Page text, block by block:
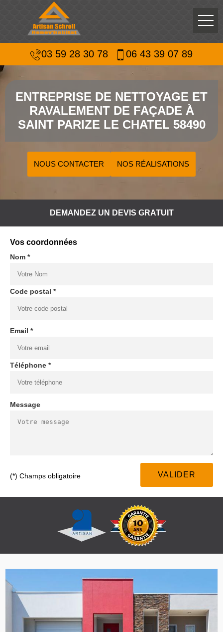
03 59 28 30 78 06 43 39 07 89
ENTREPRISE DE NETTOYAGE ET
RAVALEMENT DE FAÇADE À
SAINT PARIZE LE CHATEL 58490
NOUS CONTACTER NOS RÉALISATIONS
DEMANDEZ UN DEVIS GRATUIT
Vos coordonnées
Nom *
Code postal *
Email *
Téléphone *
Message
(*) Champs obligatoire